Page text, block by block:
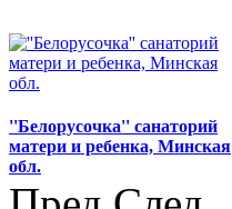
''Белорусочка'' санаторий
матери и ребенка, Минская
обл.